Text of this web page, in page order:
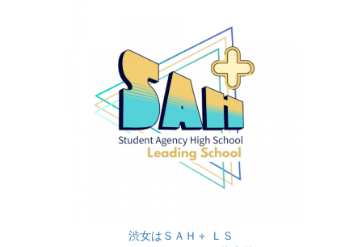
渋女はＳＡＨ＋ ＬＳ